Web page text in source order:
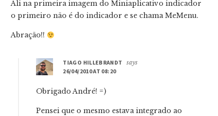
Ali na primeira imagem do Miniaplicativo indicador
o primeiro não é do indicador e se chama MeMenu.
Abração!!
TIAGO HILLEBRANDT
says
26/04/2010 AT 08:20
Obrigado André! =)
Pensei que o mesmo estava integrado ao